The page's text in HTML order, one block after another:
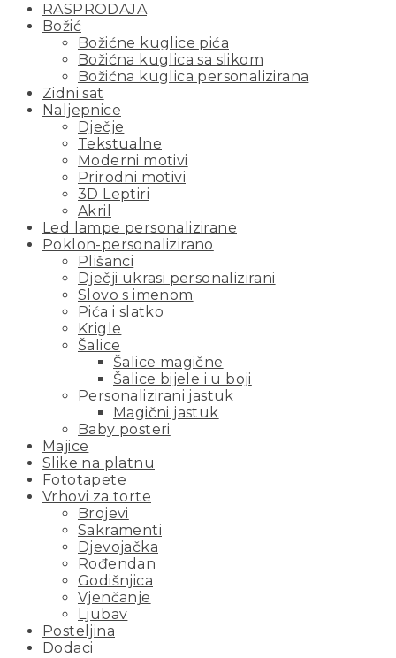
RASPRODAJA
Božić
Božićne kuglice pića
Božićna kuglica sa slikom
Božićna kuglica personalizirana
Zidni sat
Naljepnice
Dječje
Tekstualne
Moderni motivi
Prirodni motivi
3D Leptiri
Akril
Led lampe personalizirane
Poklon-personalizirano
Plišanci
Dječji ukrasi personalizirani
Slovo s imenom
Pića i slatko
Krigle
Šalice
Šalice magične
Šalice bijele i u boji
Personalizirani jastuk
Magični jastuk
Baby posteri
Majice
Slike na platnu
Fototapete
Vrhovi za torte
Brojevi
Sakramenti
Djevojačka
Rođendan
Godišnjica
Vjenčanje
Ljubav
Posteljina
Dodaci